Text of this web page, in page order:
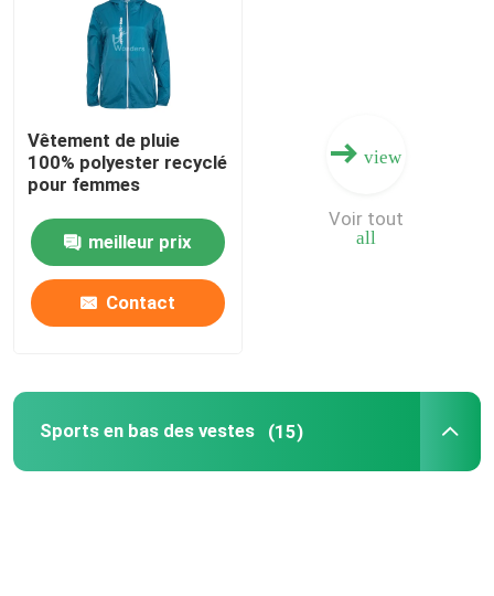
Vêtement de pluie
100% polyester recyclé
pour femmes
meilleur prix
Contact
view
all
Voir tout
Sports en bas des vestes (15)